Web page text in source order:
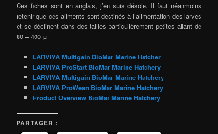
Ces fiches sont en anglais, j’en suis désolé. Il faut néanmoins
retenir que ces aliments sont destinés à l’alimentation des larves
et se déclinent dans des tailles particulièrement petites allant de
80 – 400 μ
LARVIVA Multigain BioMar Marine Hatcher
LARVIVA ProStart BioMar Marine Hatchery
LARVIVA Multigain BioMar Marine Hatchery
LARVIVA ProWean BioMar Marine Hatchery
Product Overview BioMar Marine Hatchery
PARTAGER :